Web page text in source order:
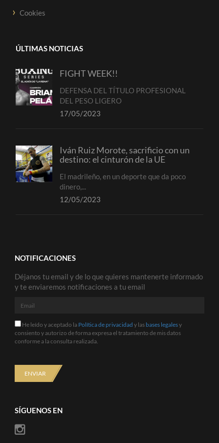
Cookies
ÚLTIMAS NOTICIAS
FIGHT WEEK!!
DEFENSA DEL TÍTULO PROFESIONAL
DEL PESO LIGERO
17/05/2023
Iván Ruiz Morote, sacrificio con un
destino: el cinturón de la UE
El madrileño, en un deporte que da poco
dinero,...
12/05/2023
NOTIFICACIONES
Déjanos tu email y de lo que quieres mantenerte informado
y te enviaremos notificaciones a tu email
Email
He
leído
y
Política
de
privacidad
legales
consiento
He leído y aceptado la Política de privacidad y las bases legalesy
consiento y autorizo de forma expresa el tratamiento de mis datos
conforme a la consulta realizada.
ENVIAR
SÍGUENOS EN